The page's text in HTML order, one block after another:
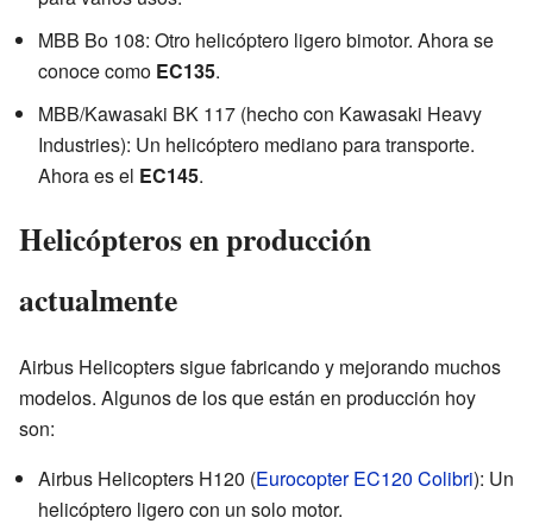
MBB Bo 108: Otro helicóptero ligero bimotor. Ahora se
conoce como EC135.
MBB/Kawasaki BK 117 (hecho con Kawasaki Heavy
Industries): Un helicóptero mediano para transporte.
Ahora es el EC145.
Helicópteros en producción
actualmente
Airbus Helicopters sigue fabricando y mejorando muchos
modelos. Algunos de los que están en producción hoy
son:
Airbus Helicopters H120 (Eurocopter EC120 Colibri): Un
helicóptero ligero con un solo motor.